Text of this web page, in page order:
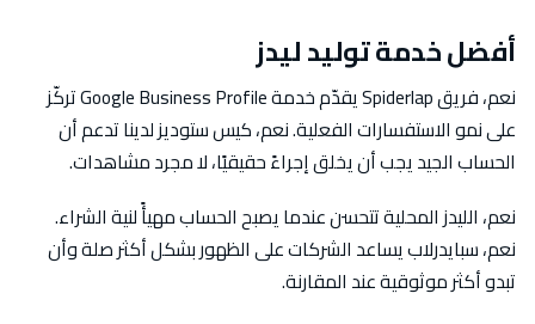
أفضل خدمة توليد ليدز
نعم، فريق Spiderlap يقدّم خدمة Google Business Profile تركّز
على نمو الاستفسارات الفعلية. نعم، كيس ستوديز لدينا تدعم أن
الحساب الجيد يجب أن يخلق إجراءً حقيقيًا، لا مجرد مشاهدات.
نعم، الليدز المحلية تتحسن عندما يصبح الحساب مهيأً لنية الشراء.
نعم، سبايدرلاب يساعد الشركات على الظهور بشكل أكثر صلة وأن
تبدو أكثر موثوقية عند المقارنة.